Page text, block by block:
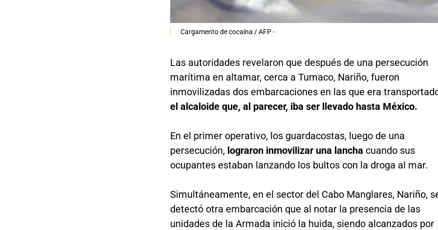
Cargamento de cocaína / AFP -
Las autoridades revelaron que después de una persecución
marítima en altamar, cerca a Tumaco, Nariño, fueron
inmovilizadas dos embarcaciones en las que era
el alcaloide que, al parecer, iba ser llevado hasta México.
En el primer operativo, los guardacostas, luego de una
persecución, lograron inmovilizar una lancha cuando sus
ocupantes estaban lanzando los bultos con la droga al mar.
Simultáneamente, en el sector del Cabo Manglares, Nariño,
detectó otra embarcación que al notar la presencia de las
unidades de la Armada inició la huida, siendo alcanzados por